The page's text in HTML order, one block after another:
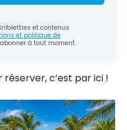
et contenus
et politique de
à tout moment.
réserver, c’est parici !